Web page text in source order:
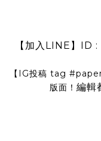
【加入LINE】ID
【IG投稿 tag
版面！ 編輯